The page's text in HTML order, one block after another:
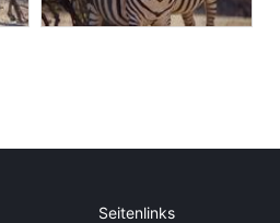
Seitenlinks